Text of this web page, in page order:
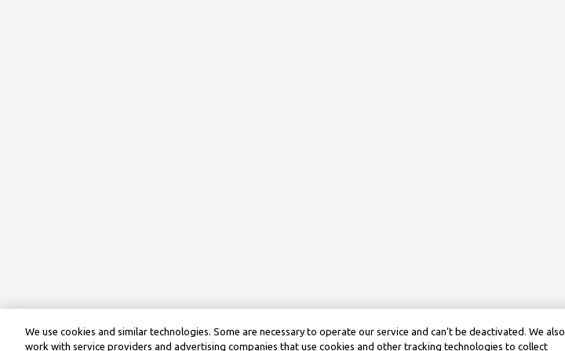
We use cookies and similar technologies. Some are necessary to operate our service and can’t be deactivated. We also
work with service providers and advertising companies that use cookies and other tracking technologies to collect